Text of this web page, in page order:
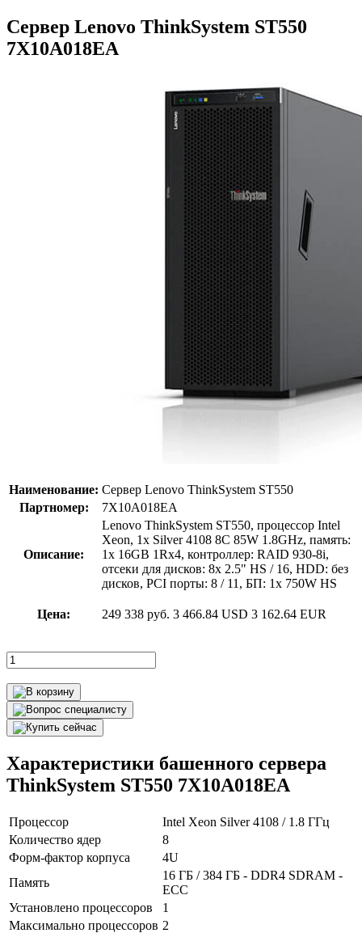
Сервер Lenovo ThinkSystem ST550
7X10A018EA
Наименование: Сервер Lenovo ThinkSystem ST550
Партномер:
7X10A018EA
Описание:
Lenovo ThinkSystem ST550, процессор Intel
Xeon, 1x Silver 4108 8C 85W 1.8GHz, память:
1x 16GB 1Rx4, контроллер: RAID 930-8i,
отсеки для дисков: 8x 2.5" HS / 16, HDD: без
дисков, PCI порты: 8 / 11, БП: 1x 750W HS
Цена: 249 338 руб. 3 466.84 USD 3 162.64 EUR
Характеристики башенного сервера
ThinkSystem ST550 7X10A018EA
Процессор
Intel Xeon Silver 4108 / 1.8 ГГц
Количество ядер
8
Форм-фактор корпуса
4U
Память
16 ГБ / 384 ГБ - DDR4 SDRAM -
ECC
Установлено процессоров
1
Максимально процессоров 2